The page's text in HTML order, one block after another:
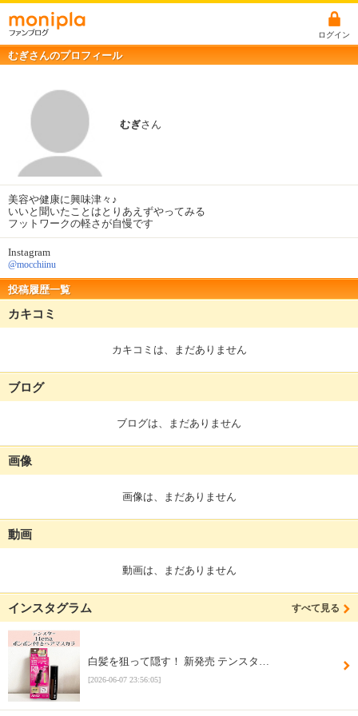
ログイン
むぎさんのプロフィール
むぎさん
美容や健康に興味津々♪
いいと聞いたことはとりあえずやってみる
フットワークの軽さが自慢です
Instagram
@mocchiinu
投稿履歴一覧
カキコミ
カキコミは、まだありません
ブログ
ブログは、まだありません
画像
画像は、まだありません
動画
動画は、まだありません
インスタグラム すべて見る
白髪を狙って隠す！ 新発売 テンスタ…
[2026-06-07 23:56:05]